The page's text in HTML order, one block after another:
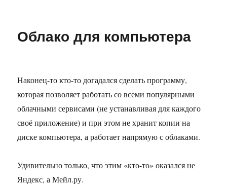
Облако для компьютера
Наконец-то кто-то догадался сделать программу,
которая позволяет работать со всеми популярными
облачными сервисами (не устанавливая для каждого
своё приложение) и при этом не хранит копии на
диске компьютера, а работает напрямую с облаками.
Удивительно только, что этим «кто-то» оказался не
Яндекс, а Мейл.ру.